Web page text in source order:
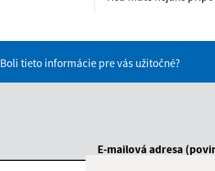
Boli tieto informácie pre vás užitočné?
E-mailová adresa